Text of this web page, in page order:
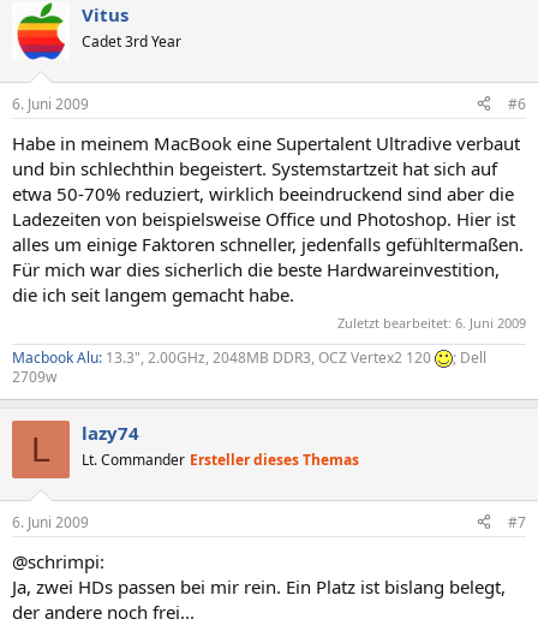
Vitus
Cadet 3rd Year
6. Juni 2009 #6
Habe in meinem MacBook eine Supertalent Ultradive verbaut
und bin schlechthin begeistert. Systemstartzeit hat sich auf
etwa 50-70% reduziert, wirklich beeindruckend sind aber die
Ladezeiten von beispielsweise Office und Photoshop. Hier ist
alles um einige Faktoren schneller, jedenfalls gefühltermaßen.
Für mich war dies sicherlich die beste Hardwareinvestition,
die ich seit langem gemacht habe.
Zuletzt bearbeitet: 6. Juni 2009
Macbook Alu: 13.3", 2.00GHz, 2048MB DDR3, OCZ Vertex2 120
; Dell
2709w
L lazy74
Lt. Commander Ersteller dieses Themas
6. Juni 2009 #7
@schrimpi:
Ja, zwei HDs passen bei mir rein. Ein Platz ist bislang belegt,
der andere noch frei...